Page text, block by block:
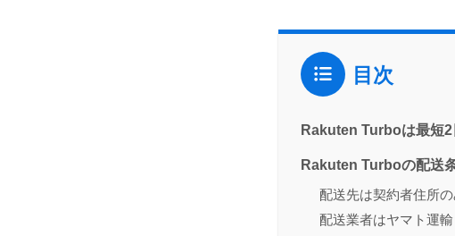
目次
Rakuten Turboは最短2
Rakuten Turboの配送
配送先は契約者住所の
配送業者はヤマト運輸